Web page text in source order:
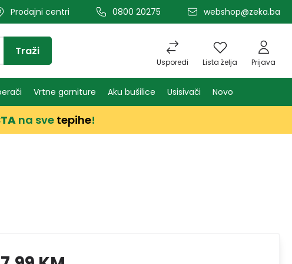
Prodajni centri 0800 20275 webshop@zeka.ba
Usporedi Lista želja Prijava
Traži
Vrtne garniture Aku bušilice Usisivači Novo
na sve tepihe!